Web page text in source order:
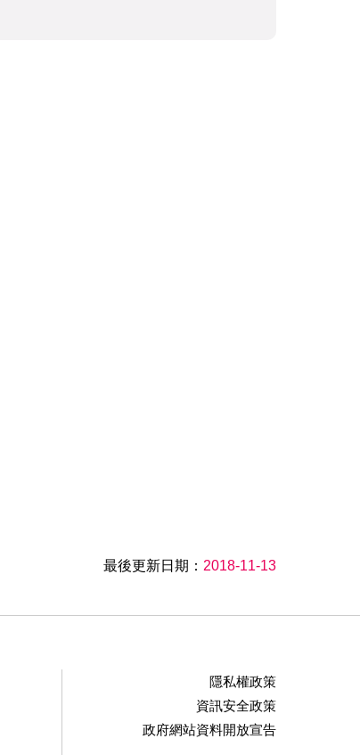
最後更新日期： 2018-11-13
隱私權政策
資訊安全政策
政府網站資料開放宣告